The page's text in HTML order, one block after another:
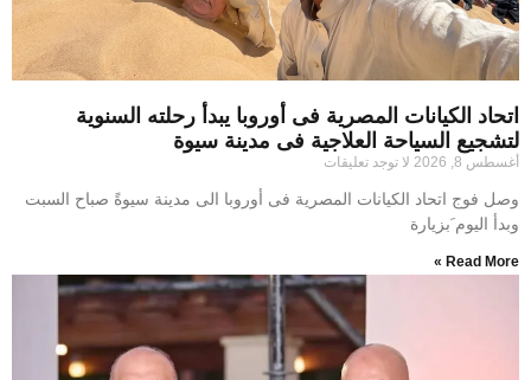
اتحاد الكيانات المصرية فى أوروبا يبدأ رحلته السنوية
لتشجيع السياحة العلاجية فى مدينة سيوة
أغسطس 8, 2026 لا توجد تعليقات
وصل فوج اتحاد الكيانات المصرية فى أوروبا الى مدينة سيوةً صباح السبت
وبدأ اليوم َبزيارة
Read More »